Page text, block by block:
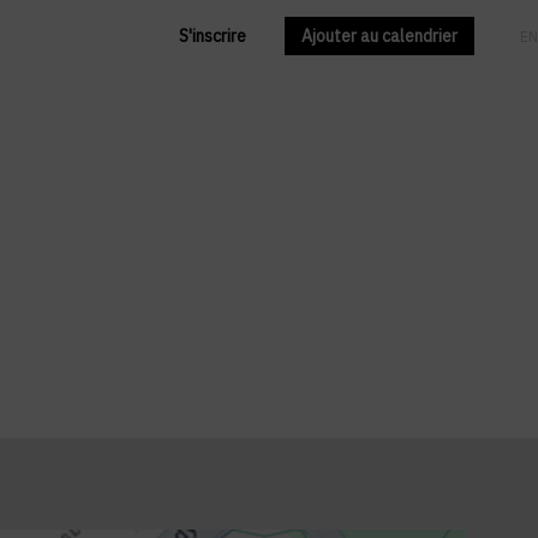
S'inscrire Ajouter au calendrier